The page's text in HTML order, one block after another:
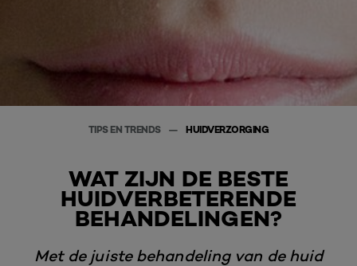
TIPS EN TRENDS HUIDVERZORGING
WAT ZIJN DE BESTE
HUIDVERBETERENDE
BEHANDELINGEN?
Met de juiste behandeling van de huid